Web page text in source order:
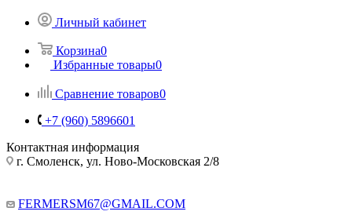
Личный кабинет
Корзина0
Избранные товары0
Сравнение товаров0
+7 (960) 5896601
Контактная информация
г. Смоленск, ул. Ново-Московская 2/8
FERMERSM67@GMAIL.COM